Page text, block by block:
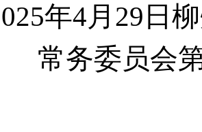
年4月29日
常务委员会